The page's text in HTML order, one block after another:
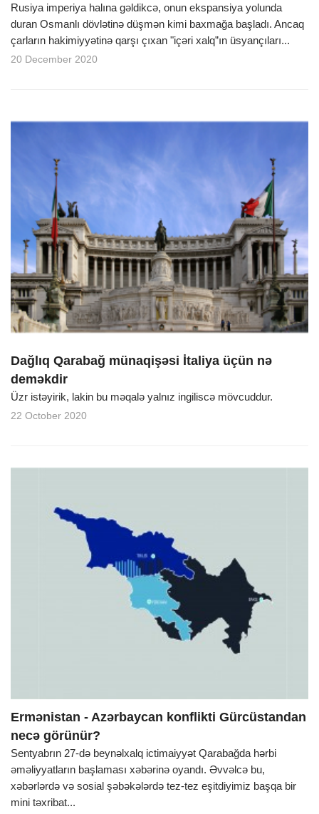
Rusiya imperiya halına gəldikcə, onun ekspansiya yolunda
duran Osmanlı dövlətinə düşmən kimi baxmağa başladı. Ancaq
çarların hakimiyyətinə qarşı çıxan "içəri xalq”ın üsyançıları...
20 December 2020
Dağlıq Qarabağ münaqişəsi İtaliya üçün nə
deməkdir
Üzr istəyirik, lakin bu məqalə yalnız ingiliscə mövcuddur.
22 October 2020
Ermənistan - Azərbaycan konflikti Gürcüstandan
necə görünür?
Sentyabrın 27-də beynəlxalq ictimaiyyət Qarabağda hərbi
əməliyyatların başlaması xəbərinə oyandı. Əvvəlcə bu,
xəbərlərdə və sosial şəbəkələrdə tez-tez eşitdiyimiz başqa bir
mini təxribat...